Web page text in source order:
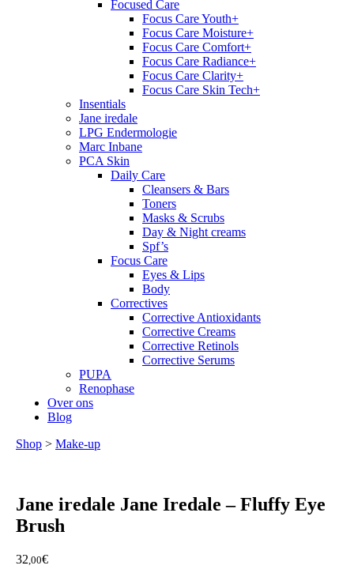
Focused Care
Focus Care Youth+
Focus Care Moisture+
Focus Care Comfort+
Focus Care Radiance+
Focus Care Clarity+
Focus Care Skin Tech+
Insentials
Jane iredale
LPG Endermologie
Marc Inbane
PCA Skin
Daily Care
Cleansers & Bars
Toners
Masks & Scrubs
Day & Night creams
Spf’s
Focus Care
Eyes & Lips
Body
Correctives
Corrective Antioxidants
Corrective Creams
Corrective Retinols
Corrective Serums
PUPA
Renophase
Over ons
Blog
Shop > Make-up
Jane iredale Jane Iredale – Fluffy Eye
Brush
32,00€